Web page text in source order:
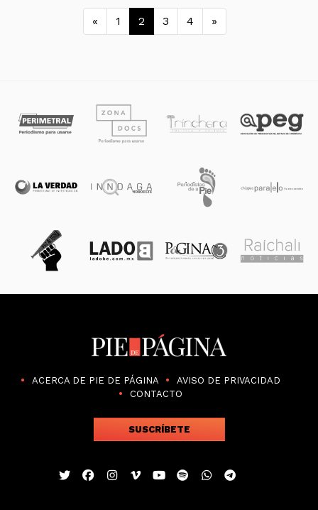
Navegación de entradas
« 1 2 3 4 »
ACERCA DE PIE DE PÁGINA
AVISO DE PRIVACIDAD
CONTACTO
SUSCRÍBETE